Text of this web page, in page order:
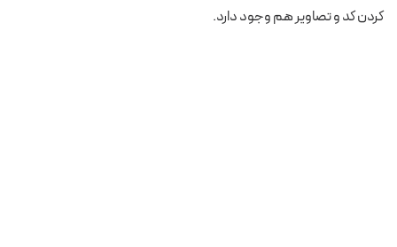
کردن کد و تصاویر هم وجود دارد.